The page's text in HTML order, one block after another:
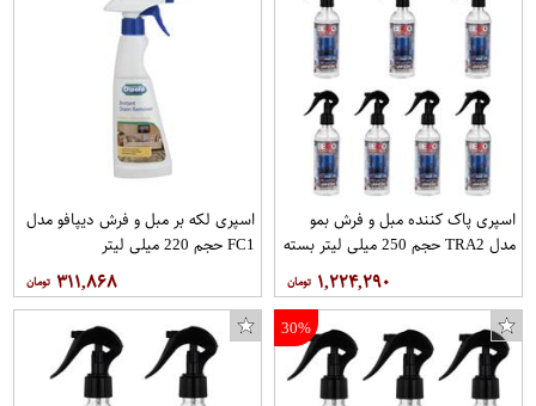
اسپری پاک کننده مبل و فرش بمو
مدل TRA2 حجم 250 میلی لیتر بسته
۱,۲۲۴,۲۹۰
اسپری لکه بر مبل و فرش دیپافو مدل
FC1 حجم 220 میلی لیتر
۳۱۱,۸۶۸
30%